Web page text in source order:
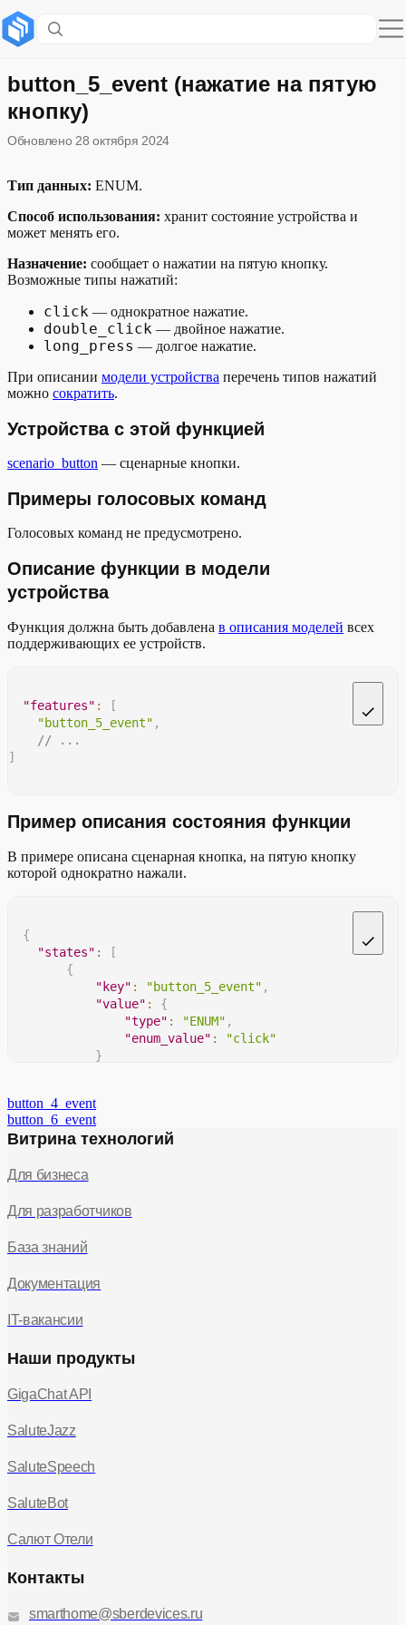
Устройства с этой функцией
Примеры голосовых команд
Пример описания состояния функции
button_5_event (нажатие на пятую
кнопку)
Обновлено 28 октября 2024
Тип данных: ENUM.
Способ использования: хранит состояние устройства и
может менять его.
Назначение: сообщает о нажатии на пятую кнопку.
Возможные типы нажатий:
click — однократное нажатие.
double_click — двойное нажатие.
long_press — долгое нажатие.
При описании модели устройства перечень типов нажатий
можно сократить.
Устройства с этой функцией
scenario_button — сценарные кнопки.
Примеры голосовых команд
Голосовых команд не предусмотрено.
Описание функции в модели
устройства
Функция должна быть добавлена в описания моделей всех
поддерживающих ее устройств.
"features" :
[
"button_5_event" ,
// ...
]
Пример описания состояния функции
В примере описана сценарная кнопка, на пятую кнопку
которой однократно нажали.
{
"states" :
[
{
"key" : "button_5_event" ,
"value" :
{
"type" : "ENUM" ,
"enum_value" :
"click"
}
}
button_4_event
button_6_event
Витрина технологий
Для бизнеса
Для разработчиков
База знаний
Документация
IT-вакансии
Наши продукты
GigaChat API
SaluteJazz
SaluteSpeech
SaluteBot
Салют Отели
Контакты
smarthome@sberdevices.ru